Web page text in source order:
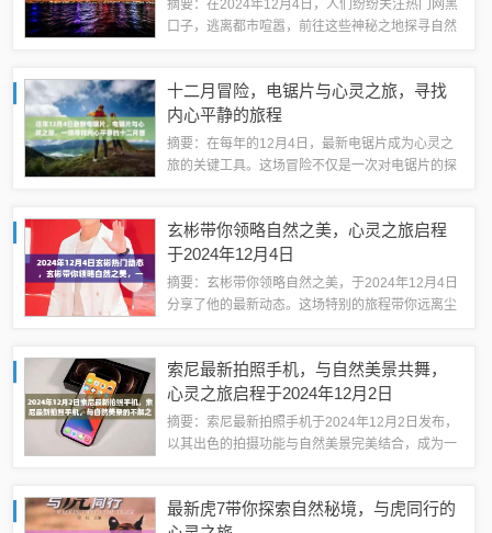
摘要：在2024年12月4日，人们纷纷关注热门网黑
口子，逃离都市喧嚣，前往这些神秘之地探寻自然
子背后的故事，感受大自然的魅力，以此...
十二月冒险，电锯片与心灵之旅，寻找
内心平静的旅程
摘要：在每年的12月4日，最新电锯片成为心灵之
旅的关键工具。这场冒险不仅是一次对电锯片的探
寻找内心的宁静与平衡。这是一场充满挑战...
玄彬带你领略自然之美，心灵之旅启程
于2024年12月4日
摘要：玄彬带你领略自然之美，于2024年12月4日
分享了他的最新动态。这场特别的旅程带你远离尘
髓，享受一次难忘的旅行体验。随着时...
索尼最新拍照手机，与自然美景共舞，
心灵之旅启程于2024年12月2日
摘要：索尼最新拍照手机于2024年12月2日发布，
以其出色的拍摄功能与自然美景完美结合，成为一
留下珍贵的回忆。此次旅行不仅是一次...
最新虎7带你探索自然秘境，与虎同行的